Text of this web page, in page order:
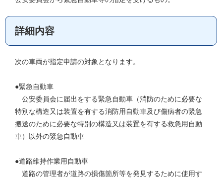
詳細内容
次の車両が指定申請の対象となります。
●緊急自動車
公安委員会に届出をする緊急自動車（消防のために必要な
特別な構造又は装置を有する消防用自動車及び傷病者の緊急
搬送のために必要な特別の構造又は装置を有する救急用自動
車）以外の緊急自動車
●道路維持作業用自動車
道路の管理者が道路の損傷箇所等を発見するために使用す